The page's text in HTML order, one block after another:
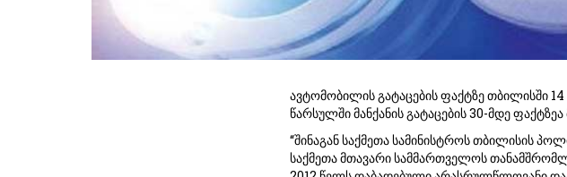
ავტომობილის გატაცების ფაქტზე თბილისში
წარსულში მანქანის გატაცების 30-მდე
“შინაგან საქმეთა სამინისტროს თბილისის
საქმეთა მთავარი სამმართველოს